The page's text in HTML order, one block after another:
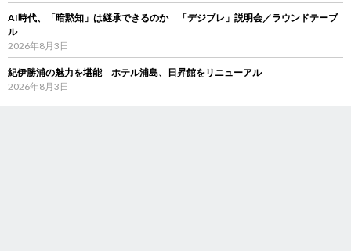
AI時代、「暗黙知」は継承できるのか 「デジブレ」説明会／ラウンドテーブ
ル
2026年8月3日
紀伊勝浦の魅力を堪能 ホテル浦島、日昇館をリニューアル
2026年8月3日